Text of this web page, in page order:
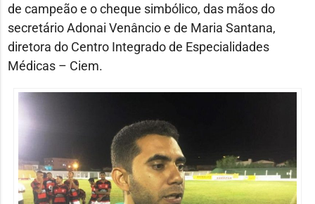
de campeão e o cheque simbólico, das mãos do
secretário Adonai Venâncio e de Maria Santana,
diretora do Centro Integrado de Especialidades
Médicas – Ciem.